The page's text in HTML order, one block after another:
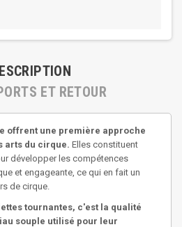
ET RETOUR
offrent une première approche
arts du cirque. Elles constituent
développer les compétences
et engageante, ce qui en fait un
de cirque.
tournantes, c'est la qualité
souple utilisé pour leur